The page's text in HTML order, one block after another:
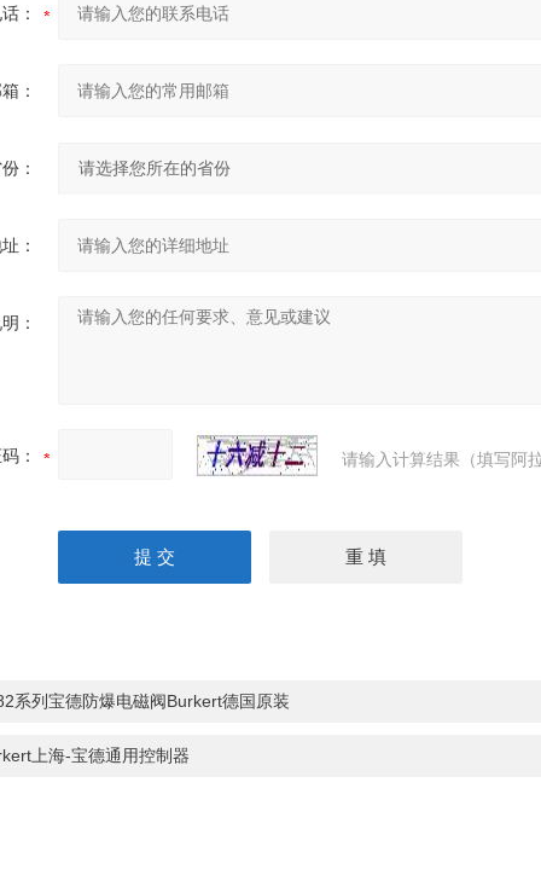
：
：
：
：
：
： 请输入计算结果（填写阿
系列宝德防爆电磁阀Burkert德国原装
上海-宝德通用控制器